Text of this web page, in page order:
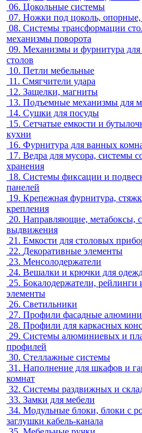
06. Цокольные системы
07. Ножки под цоколь, опорные,
08. Системы трансформации
механизмы поворота
09. Механизмы и фурнитура для
столов
10. Петли мебельные
11. Смягчители удара
12. Защелки, магниты
13. Подъемные механизмы для
14. Сушки для посуды
15. Сетчатые емкости и
кухни
16. Фурнитура для ванных
17. Ведра для мусора, системы
хранения
18. Системы фиксации и
панелей
19. Крепежная фурнитура,
крепления
20. Направляющие, метабоксы,
выдвижения
21. Емкости для столовых
22. Декоративные элементы
23. Менсолодержатели
24. Вешалки и крючки для
25. Бокалодержатели, рейлинги
элементы
26. Светильники
27. Профили фасадные
28. Профили для каркасных
29. Системы алюминиевых и
профилей
30. Стеллажные системы
31. Наполнение для шкафов и
комнат
32. Системы раздвижных и
33. Замки для мебели
34. Модульные блоки, блоки с
заглушки кабель-канала